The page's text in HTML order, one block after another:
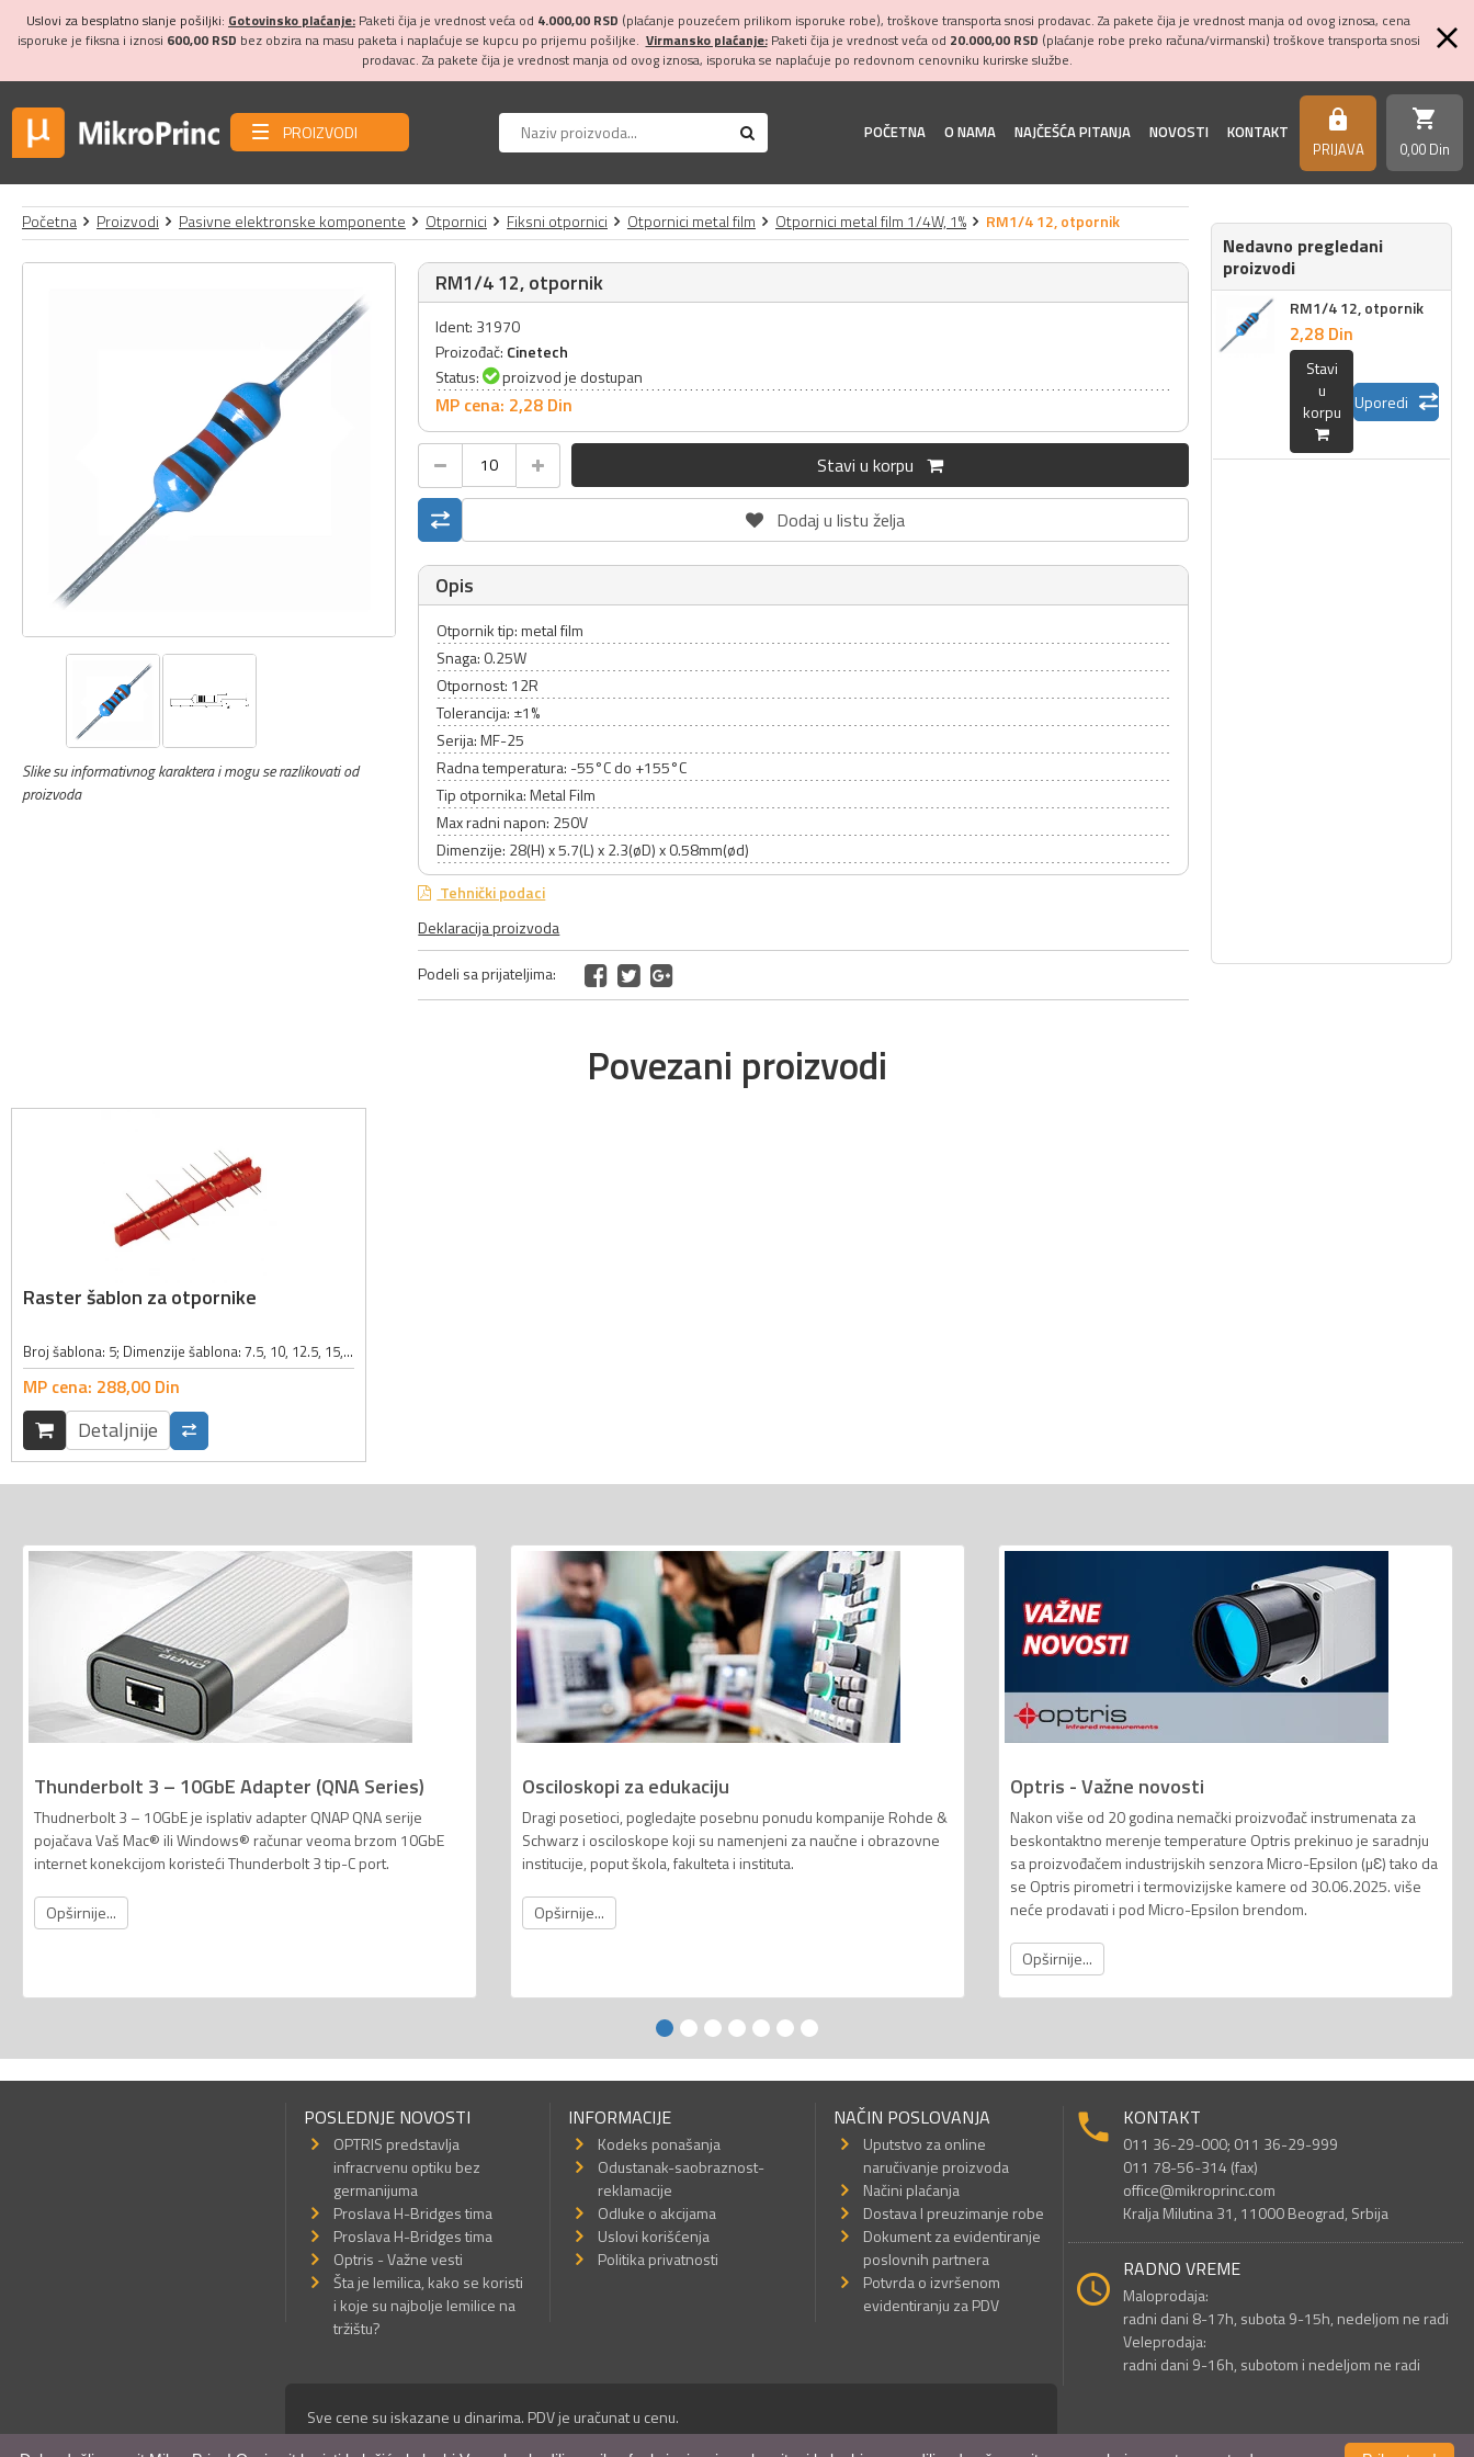
Uslovi za besplatno slanje pošiljki: Gotovinsko plaćanje: Paketi čija je vrednost veća od 4.000,00 RSD (plaćanje pouzećem prilikom isporuke robe), troškove transporta snosi prodavac. Za pakete čija je vrednost manja od ovog iznosa, cena
isporuke je fiksna i iznosi 600,00 RSD bez obzira na masu paketa i naplaćuje se kupcu po prijemu pošiljke. Virmansko plaćanje:Paketi čija je vrednost veća od 20.000,00 RSD (plaćanje robe preko računa/virmanski) troškove transporta snosi
prodavac. Za pakete čija je vrednost manja od ovog iznosa, isporuka se naplaćuje po redovnom cenovniku kurirske službe.
PROIZVODI POČETNA O NAMA NAJČEŠĆA PITANJA NOVOSTI KONTAKT https
PRIJAVA
shopping_cart
0,00 Din
Početna Proizvodi Pasivne elektronske komponente Otpornici Fiksni otpornici Otpornici metal film Otpornici metal film 1/4W, 1% RM1/4 12, otpornik
Slike su informativnog karaktera i mogu se razlikovati od
proizvoda
RM1/4 12, otpornik
Ident: 31970
Proizođač: Cinetech
Status:
proizvod je dostupan
MP cena: 2,28 Din
Stavi u korpu
Dodaj u listu želja
Opis
Otpornik tip: metal film
Snaga: 0.25W
Otpornost: 12R
Tolerancija: ±1%
Serija: MF-25
Radna temperatura: -55°C do +155°C
Tip otpornika: Metal Film
Max radni napon: 250V
Dimenzije: 28(H) x 5.7(L) x 2.3(øD) x 0.58mm(ød)
Tehnički podaci
Deklaracija proizvoda
Podeli sa prijateljima:
Nedavno pregledani
proizvodi
RM1/4 12, otpornik
2,28 Din
Stavi
u
korpu
Uporedi
Povezani proizvodi
Raster šablon za otpornike
Broj šablona: 5; Dimenzije šablona: 7.5, 10, 12.5, 15, 17.5mm; Boja: crvena;
MP cena: 288,00 Din
Detaljnije
Thunderbolt 3 – 10GbE Adapter (QNA Series)
Thudnerbolt 3 – 10GbE je isplativ adapter QNAP QNA serije
pojačava Vaš Mac® ili Windows® računar veoma brzom 10GbE
internet konekcijom koristeći Thunderbolt 3 tip-C port.
Opširnije...
Osciloskopi za edukaciju
Dragi posetioci, pogledajte posebnu ponudu kompanije Rohde &
Schwarz i osciloskope koji su namenjeni za naučne i obrazovne
institucije, poput škola, fakulteta i instituta.
Opširnije...
Optris - Važne novosti
Nakon više od 20 godina nemački proizvođač instrumenata za
beskontaktno merenje temperature Optris prekinuo je saradnju
sa proizvođačem industrijskih senzora Micro-Epsilon (µƐ) tako da
se Optris pirometri i termovizijske kamere od 30.06.2025. više
neće prodavati i pod Micro-Epsilon brendom.
Opširnije...
POSLEDNJE NOVOSTI
OPTRIS predstavlja
infracrvenu optiku bez
germanijuma
Proslava H-Bridges tima
Proslava H-Bridges tima
Optris - Važne vesti
Šta je lemilica, kako se koristi
i koje su najbolje lemilice na
tržištu?
INFORMACIJE
Kodeks ponašanja
Odustanak-saobraznost-
reklamacije
Odluke o akcijama
Uslovi korišćenja
Politika privatnosti
NAČIN POSLOVANJA
Uputstvo za online
naručivanje proizvoda
Načini plaćanja
Dostava I preuzimanje robe
Dokument za evidentiranje
poslovnih partnera
Potvrda o izvršenom
evidentiranju za PDV
KONTAKT
011 36-29-000; 011 36-29-999
011 78-56-314 (fax)
office@mikroprinc.com
Kralja Milutina 31, 11000 Beograd, Srbija
RADNO VREME
Maloprodaja:
radni dani 8-17h, subota 9-15h, nedeljom ne radi
Veleprodaja:
radni dani 9-16h, subotom i nedeljom ne radi
Sve cene su iskazane u dinarima. PDV je uračunat u cenu.
© Mikro Princ 1999 - 2026. Sva prava su zadržana.